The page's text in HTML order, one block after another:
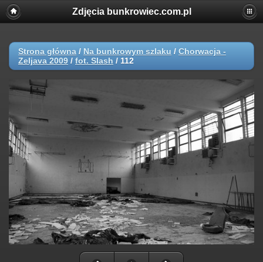
Zdjęcia bunkrowiec.com.pl
Strona główna / Na bunkrowym szlaku / Chorwacja -
Zeljava 2009 / fot. Slash / 112